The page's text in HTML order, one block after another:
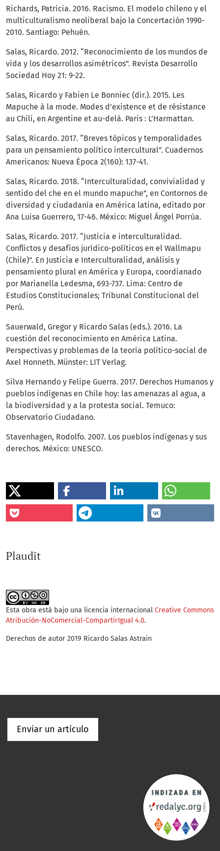
Plaudit
Richards, Patricia. 2016. Racismo. El modelo chileno y el
multiculturalismo neoliberal bajo la Concertación 1990-
2010. Santiago: Pehuén.
Salas, Ricardo. 2012. “Reconocimiento de los mundos de
vida y los desarrollos asimétricos”. Revista Desarrollo
Sociedad Hoy 21: 9-22.
Salas, Ricardo y Fabien Le Bonniec (dir.). 2015. Les
Mapuche à la mode. Modes d’existence et de résistance
au Chili, en Argentine et au-delà. Paris : L’Harmattan.
Salas, Ricardo. 2017. “Breves tópicos y temporalidades
para un pensamiento político intercultural”. Cuadernos
Americanos: Nueva Época 2(160): 137-41.
Salas, Ricardo. 2018. “Interculturalidad, convivialidad y
sentido del che en el mundo mapuche”, en Contornos de
diversidad y ciudadanía en América latina, editado por
Ana Luisa Guerrero, 17-46. México: Miguel Ángel Porrúa.
Salas, Ricardo. 2017. “Justicia e interculturalidad.
Conflictos y desafíos jurídico-políticos en el Wallmapu
(Chile)”. En Justicia e Interculturalidad, análisis y
pensamiento plural en América y Europa, coordianado
por Marianella Ledesma, 693-737. Lima: Centro de
Estudios Constitucionales; Tribunal Constitucional del
Perú.
Sauerwald, Gregor y Ricardo Salas (eds.). 2016. La
cuestión del reconocimiento en América Latina.
Perspectivas y problemas de la teoría político-social de
Axel Honneth. Münster: LIT Verlag.
Silva Hernando y Felipe Guerra. 2017. Derechos Humanos y
pueblos indígenas en Chile hoy: las amenazas al agua, a
la biodiversidad y a la protesta social. Temuco:
Observatorio Ciudadano.
Stavenhagen, Rodolfo. 2007. Los pueblos indígenas y sus
derechos. México: UNESCO.
Esta obra está bajo una licencia internacional Creative Commons
Atribución-NoComercial-CompartirIgual 4.0.
Derechos de autor 2019 Ricardo Salas Astrain
Enviar un artículo